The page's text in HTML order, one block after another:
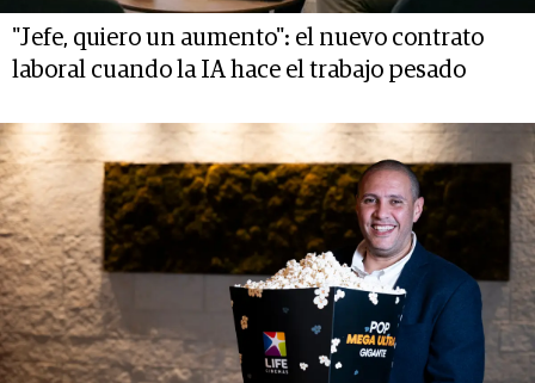
"Jefe, quiero un aumento": el nuevo contrato
laboral cuando la IA hace el trabajo pesado